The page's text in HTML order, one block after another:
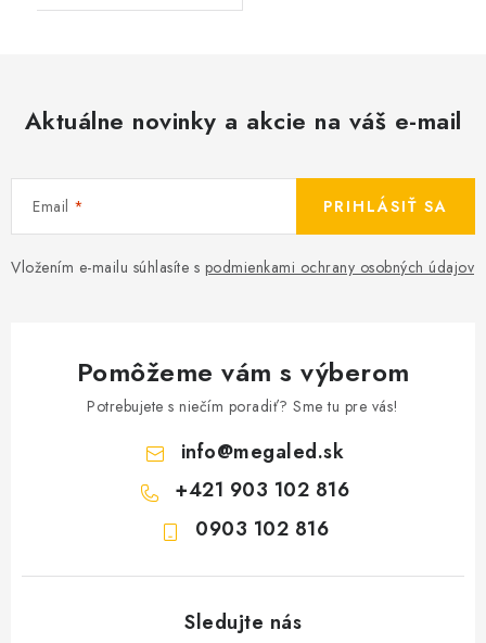
Aktuálne novinky a akcie na váš e-mail
Email
Vložením e-mailu súhlasíte s podmienkami ochrany osobných údajov
PRIHLÁSIŤ SA
Pomôžeme vám s výberom
Potrebujete s niečím poradiť? Sme tu pre vás!
info@megaled.sk
+421 903 102 816
0903 102 816